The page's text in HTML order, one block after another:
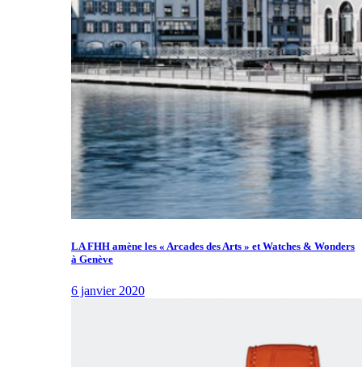
LA FHH amène les « Arcades des Arts » et Watches & Wonders
à Genève
6 janvier 2020